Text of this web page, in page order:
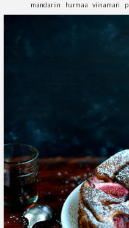
mandariin
hurmaa viinamari